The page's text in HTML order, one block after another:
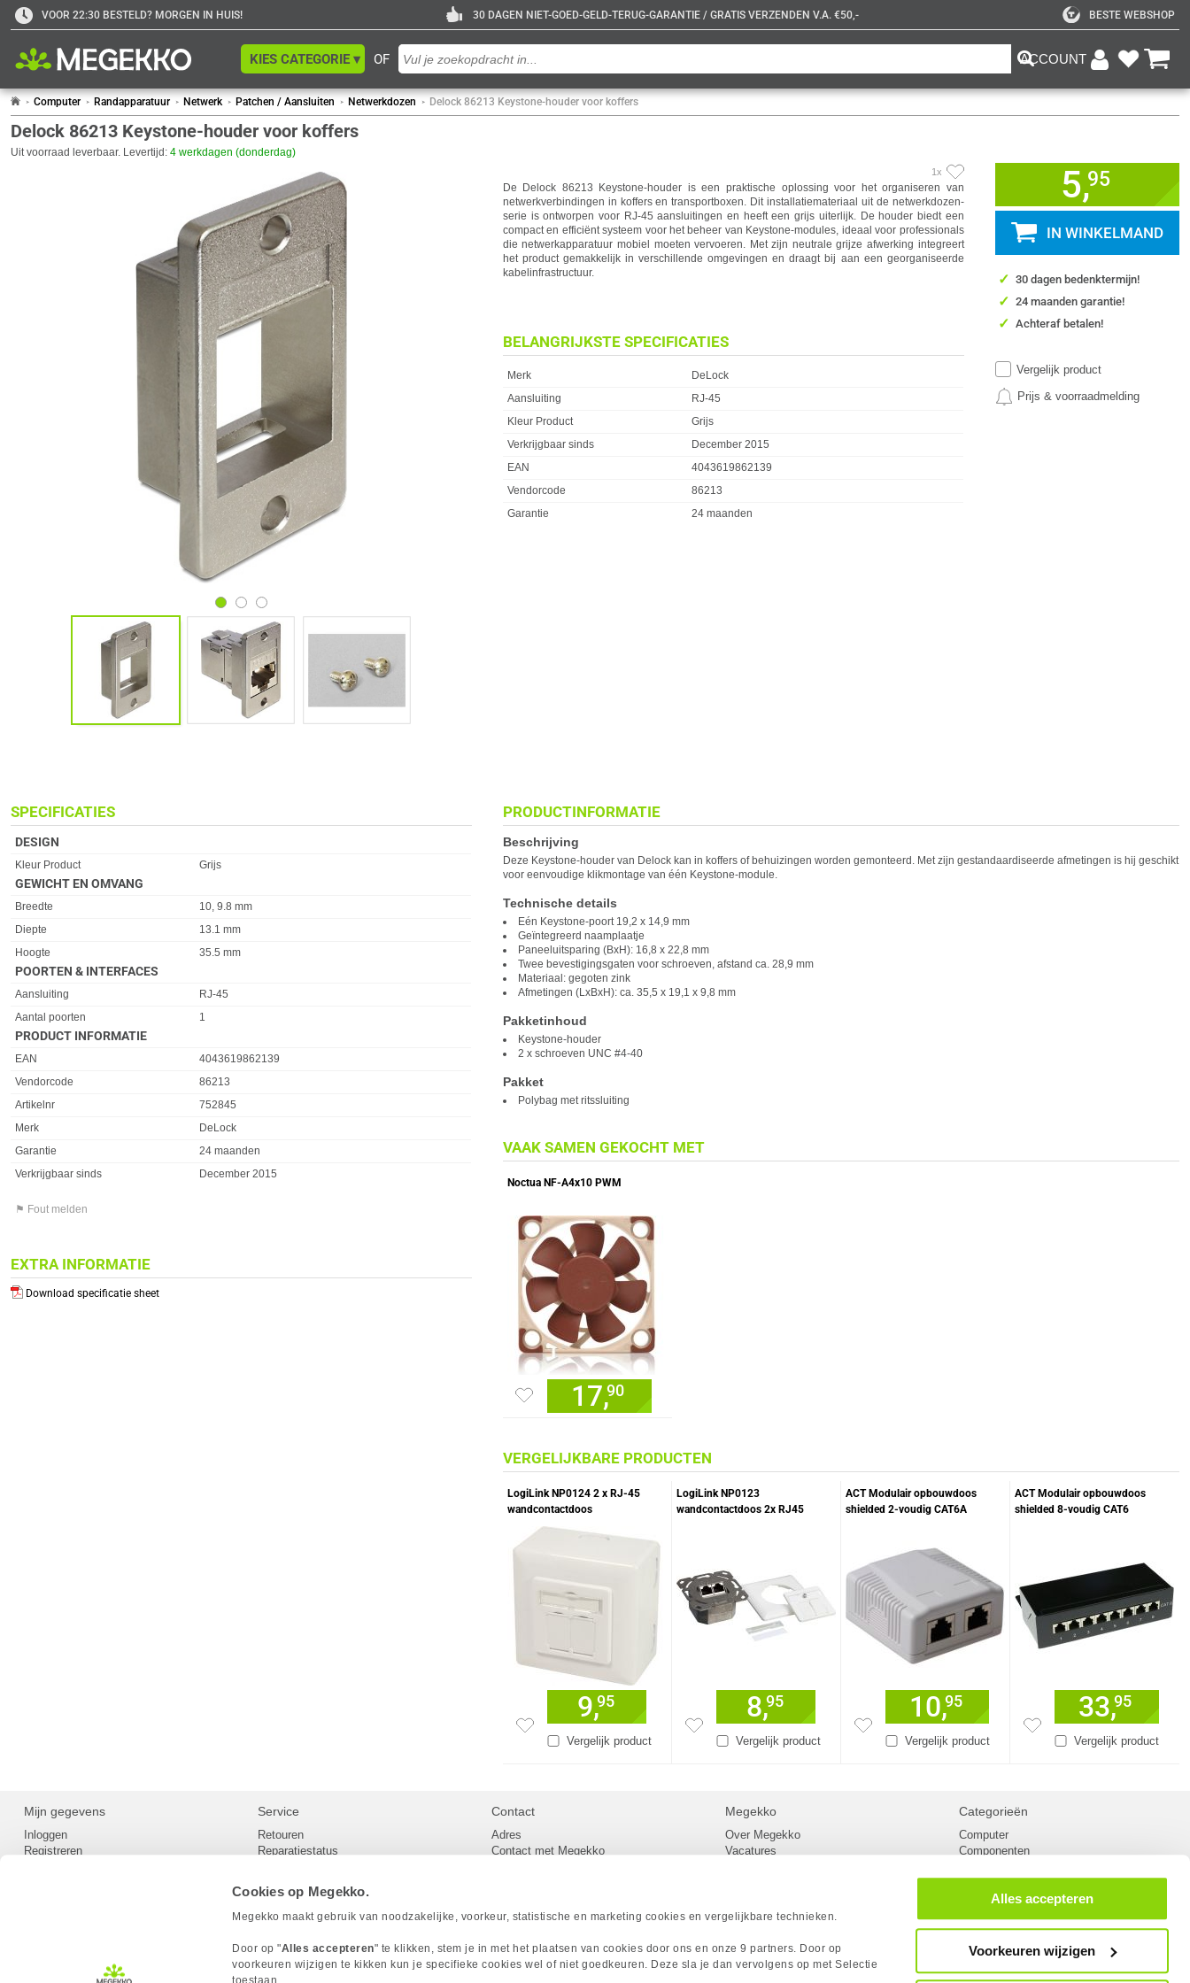
Cookies op Megekko.
Megekko maakt gebruik van noodzakelijke, voorkeur, statistische en marketing cookies en vergelijkbare technieken.
Door op "Alles accepteren" te klikken, stem je in met het plaatsen van cookies door ons en onze 9 partners. Door op
voorkeuren wijzigen te kikken kun je specifieke cookies wel of niet goedkeuren. Deze sla je dan vervolgens op met Selectie
Alles accepteren
Voorkeuren wijzigen
VOOR 22:30 BESTELD? MORGEN IN HUIS! 30 DAGEN NIET-GOED-GELD-TERUG-GARANTIE / GRATIS VERZENDEN V.A. €50,- BESTE WEBSHOP
OF
KIES CATEGORIE ▾ ACCOUNT
Computer Randapparatuur Netwerk Patchen / Aansluiten Netwerkdozen Delock 86213 Keystone-houder voor koffers
Delock 86213 Keystone-houder voor koffers
Uit voorraad leverbaar. Levertijd: 4 werkdagen (donderdag)
1x
De Delock 86213 Keystone-houder is een praktische oplossing voor het organiseren van
netwerkverbindingen in koffers en transportboxen. Dit installatiemateriaal uit de netwerkdozen-
serie is ontworpen voor RJ-45 aansluitingen en heeft een grijs uiterlijk. De houder biedt een
compact en efficiënt systeem voor het beheer van Keystone-modules, ideaal voor professionals
die netwerkapparatuur mobiel moeten vervoeren. Met zijn neutrale grijze afwerking integreert
het product gemakkelijk in verschillende omgevingen en draagt bij aan een georganiseerde
kabelinfrastructuur.
BELANGRIJKSTE SPECIFICATIES
Eigenschap
Merk
DeLock
Aansluiting
RJ-45
Kleur Product
Grijs
Verkrijgbaar sinds
December 2015
EAN
4043619862139
Vendorcode
86213
Garantie
24 maanden
5,95
IN WINKELMAND
✓ 30 dagen bedenktermijn!
✓ 24 maanden garantie!
✓ Achteraf betalen!
Vergelijk product
Prijs & voorraadmelding
SPECIFICATIES
DESIGN
Eigenschap Waarde
Kleur Product Grijs
GEWICHT EN OMVANG
Eigenschap
Breedte
10, 9.8 mm
Diepte
13.1 mm
Hoogte
35.5 mm
POORTEN & INTERFACES
Eigenschap
Aansluiting
RJ-45
Aantal poorten
1
PRODUCT INFORMATIE
EAN
4043619862139
Vendorcode
86213
Artikelnr
752845
Merk
DeLock
Garantie
24 maanden
Verkrijgbaar sinds
December 2015
⚑ Fout melden
EXTRA INFORMATIE
Download specificatie sheet
PRODUCTINFORMATIE
Beschrijving
Deze Keystone-houder van Delockkan in koffers of behuizingen worden gemonteerd. Met zijn gestandaardiseerde afmetingen is hij geschikt
voor eenvoudige klikmontage van één Keystone-module.
Technische details
Eén Keystone-poort 19,2 x 14,9 mm
Geïntegreerd naamplaatje
Paneeluitsparing (BxH): 16,8 x 22,8 mm
Twee bevestigingsgaten voor schroeven, afstand ca. 28,9 mm
Materiaal: gegoten zink
Afmetingen (LxBxH): ca. 35,5 x 19,1 x 9,8 mm
Pakketinhoud
Keystone-houder
2 x schroeven UNC #4-40
Pakket
Polybag met ritssluiting
VAAK SAMEN GEKOCHT MET
Noctua NF-A4x10 PWM
17,90
VERGELIJKBARE PRODUCTEN
LogiLink NP0124 2 x RJ-45
wandcontactdoos
Vergelijk product
9,95
LogiLink NP0123
wandcontactdoos 2x RJ45
Vergelijk product
8,95
ACT Modulair opbouwdoos
shielded 2-voudig CAT6A
Vergelijk product
10,95
ACT Modulair opbouwdoos
shielded 8-voudig CAT6
Vergelijk product
33,95
Mijn gegevens
Inloggen
Registreren
Service
Retouren
Reparatiestatus
Herroepingsrecht
Betaalmethoden
Megekko builds
Toegankelijkheid
Contact
Adres
Contact met Megekko
Megekko
Over Megekko
Vacatures
Sitemap
Acties
Megekko Academy
Categorieën
Computer
Componenten
Kabels
Netwerk
Gaming laptops
PC Systemen
Megekko fanshop